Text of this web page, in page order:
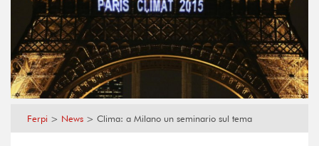
Ferpi > News > Clima: a Milano un seminario sul tema